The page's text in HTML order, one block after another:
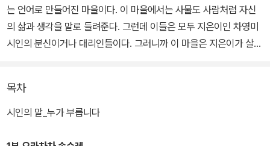
는 언어로 만들어진 마을이다. 이 마을에서는 사물도 사람처럼 자신
의 삶과 생각을 말로 들려준다. 그런데 이들은 모두 지은이인 차영미
시인의 분신이거나 대리인들이다. 그러니까 이 마을은 지은이가 살고
이 마을은 풍경도, 주민들의 삶과 생각도 모두 아름답다. 아름다움은
목차
시인의 말_누가 부릅니다